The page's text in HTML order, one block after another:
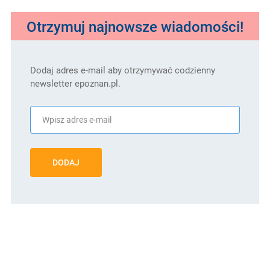
Otrzymuj najnowsze wiadomości!
Dodaj adres e-mail aby otrzymywać codzienny
newsletter epoznan.pl.
DODAJ